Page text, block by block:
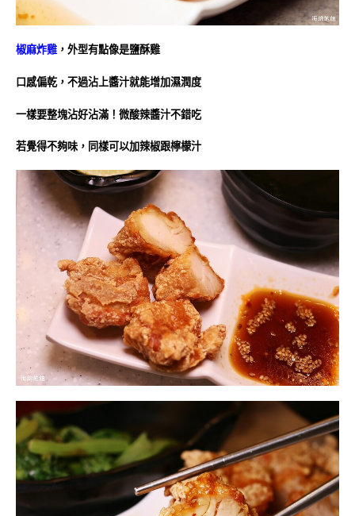
椒麻炸雞 ，外型有點像是鹽酥雞
口感偏乾，不過沾上醬汁就能增加濕潤度
一樣要整塊沾好沾滿！微酸辣醬汁不錯吃
若覺得不夠味，同樣可以加辣椒跟檸檬汁